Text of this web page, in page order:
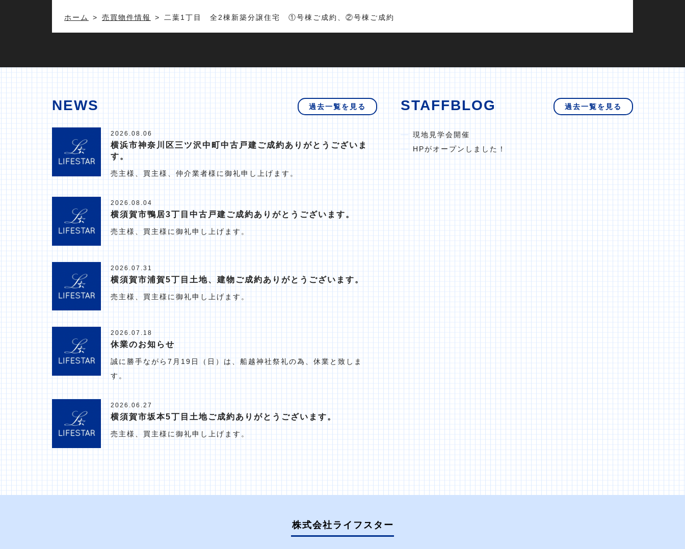
ホーム 売買物件情報 二葉1丁目 全2棟新築分譲住宅 ①号棟ご成約、②号棟ご成約
NEWS
2026.08.06
横浜市神奈川区三ツ沢中町中古戸建ご成約ありがとうございま
す。
売主様、買主様、仲介業者様に御礼申し上げます。
2026.08.04
横須賀市鴨居3丁目中古戸建ご成約ありがとうございます。
売主様、買主様に御礼申し上げます。
2026.07.31
横須賀市浦賀5丁目土地、建物ご成約ありがとうございます。
売主様、買主様に御礼申し上げます。
2026.07.18
休業のお知らせ
誠に勝手ながら7月19日（日）は、船越神社祭礼の為、休業と致しま
す。
2026.06.27
横須賀市坂本5丁目土地ご成約ありがとうございます。
売主様、買主様に御礼申し上げます。
過去一覧を見る STAFFBLOG
現地見学会開催
HPがオープンしました！
過去一覧を見る
株式会社ライフスター